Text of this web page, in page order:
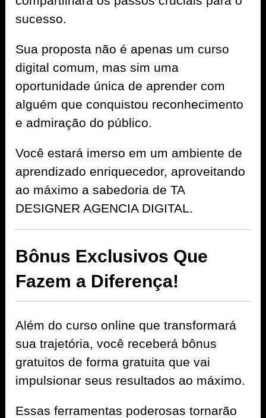
sucesso.
Sua proposta não é apenas um curso
digital comum, mas sim uma
oportunidade única de aprender com
alguém que conquistou reconhecimento
e admiração do público.
Você estará imerso em um ambiente de
aprendizado enriquecedor, aproveitando
ao máximo a sabedoria de TA
DESIGNER AGENCIA DIGITAL.
Bônus Exclusivos Que
Fazem a Diferença!
Além do curso online que transformará
sua trajetória, você receberá bônus
gratuitos de forma gratuita que vai
impulsionar seus resultados ao máximo.
Essas ferramentas poderosas tornarão